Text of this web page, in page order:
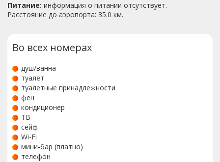
Питание: информация о питании отсутствует.
Расстояние до аэропорта: 35.0 км.
Во всех номерах
душ/ванна
туалет
туалетные принадлежности
фен
кондиционер
ТВ
сейф
Wi-Fi
мини-бар (платно)
телефон